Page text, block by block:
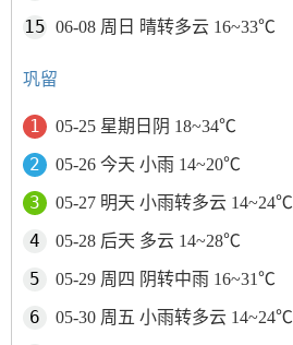
06-08 周日 晴转多云 16~33℃
巩留
05-25 星期日阴 18~34℃
05-26 今天 小雨 14~20℃
05-27 明天 小雨转多云 14~24℃
05-28 后天 多云 14~28℃
05-29 周四 阴转中雨 16~31℃
05-30 周五 小雨转多云 14~24℃